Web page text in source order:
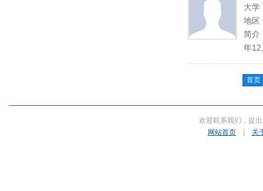
大学
地区
简介
年12
首页
欢迎联系我们，提
网站首页| 关